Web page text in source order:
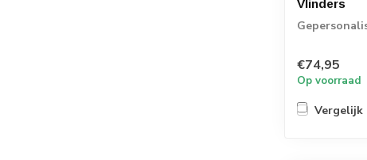
Vlinders
€74,95
Op voorraad
Vergelijk